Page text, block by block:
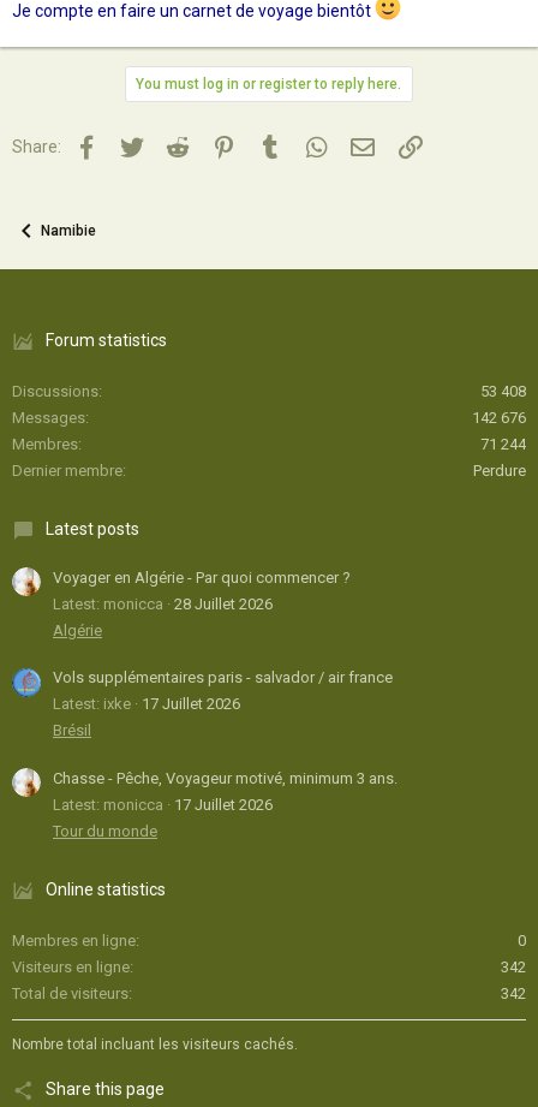
Je compte en faire un carnet de voyage bientôt
You must log in or register to reply here.
Share: Facebook
TwitterReddit PinterestTumblrWhatsApp
Email Lien
Namibie
Forum statistics
Discussions
53 408
Messages
142 676
Membres
71 244
Dernier membre
Perdure
Latest posts
Voyager en Algérie - Par quoi commencer ?
Latest: monicca
28 Juillet 2026
Algérie
Vols supplémentaires paris - salvador / air france
Latest: ixke
17 Juillet 2026
Brésil
Chasse - Pêche, Voyageur motivé, minimum 3 ans.
Latest: monicca
17 Juillet 2026
Tour du monde
Online statistics
Membres en ligne
0
Visiteurs en ligne
342
Total de visiteurs
342
Nombre total incluant les visiteurs cachés.
Share this page